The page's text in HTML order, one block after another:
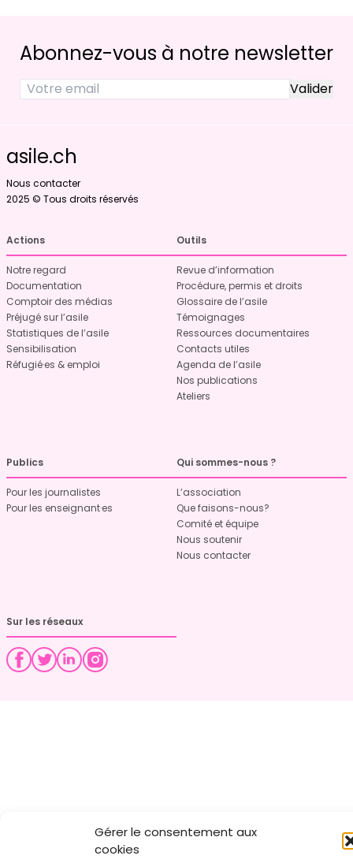
Gérer le consentement aux
cookies
Abonnez-vous à notre newsletter
asile.ch
Nous contacter
2025 © Tous droits réservés
Actions
Notre regard
Documentation
Comptoir des médias
Préjugé sur l’asile
Statistiques de l’asile
Sensibilisation
Réfugié·es & emploi
Outils
Revue d’information
Procédure, permis et droits
Glossaire de l’asile
Témoignages
Ressources documentaires
Contacts utiles
Agenda de l’asile
Nos publications
Ateliers
Publics
Pour les journalistes
Pour les enseignant·es
Qui sommes-nous ?
L’association
Que faisons-nous?
Comité et équipe
Nous soutenir
Nous contacter
Sur les réseaux